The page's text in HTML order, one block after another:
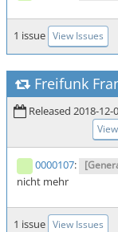
1 issue View Issues
Freifunk
Released 2018-12-
0000107:
nicht mehr
1 issue View Issues